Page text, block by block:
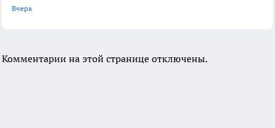
Вчера
Комментарии на этой странице отключены.